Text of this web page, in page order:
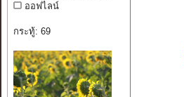
ออฟไลน์
กระทู้: 69